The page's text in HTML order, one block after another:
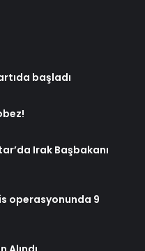
başladı
Irak Başbakanı
operasyonunda 9